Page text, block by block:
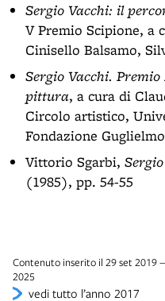
Sergio Vacchi: il
V Premio Scipione, a
Cinisello Balsamo,
Sergio Vacchi.
pittura, a cura di
Circolo artistico,
Fondazione
Vittorio Sgarbi,
(1985), pp. 54-55
Contenuto inserito il 29 set 2019
2025
vedi tutto l’anno 2017